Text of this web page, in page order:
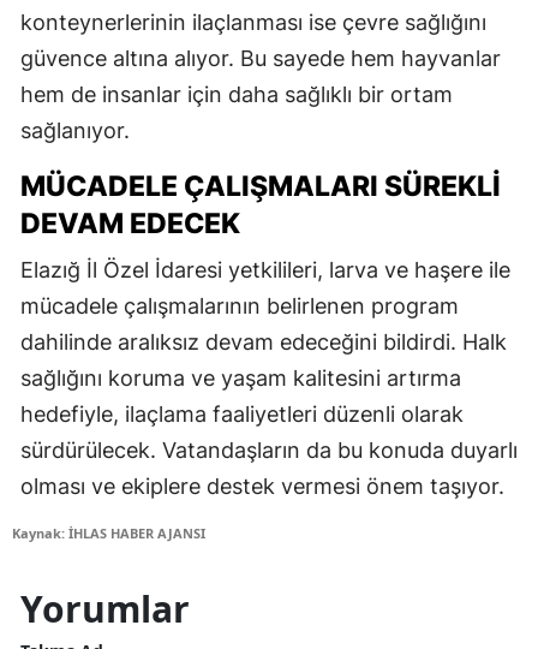
konteynerlerinin ilaçlanması ise çevre sağlığını
güvence altına alıyor. Bu sayede hem hayvanlar
hem de insanlar için daha sağlıklı bir ortam
sağlanıyor.
MÜCADELE ÇALIŞMALARI SÜREKLI
DEVAM EDECEK
Elazığ İl Özel İdaresi yetkilileri, larva ve haşere ile
mücadele çalışmalarının belirlenen program
dahilinde aralıksız devam edeceğini bildirdi. Halk
sağlığını koruma ve yaşam kalitesini artırma
hedefiyle, ilaçlama faaliyetleri düzenli olarak
sürdürülecek. Vatandaşların da bu konuda duyarlı
olması ve ekiplere destek vermesi önem taşıyor.
Kaynak: İHLAS HABER AJANSI
Yorumlar